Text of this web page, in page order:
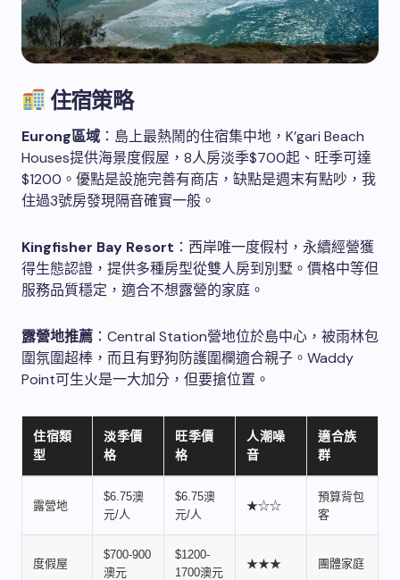
住宿策略
Eurong區域 ：島上最熱鬧的住宿集中地，K’gari Beach
Houses提供海景度假屋，8人房淡季$700起、旺季可達
$1200。優點是設施完善有商店，缺點是週末有點吵，我
住過3號房發現隔音確實一般。
Kingfisher Bay Resort ：西岸唯一度假村，永續經營獲
得生態認證，提供多種房型從雙人房到別墅。價格中等但
服務品質穩定，適合不想露營的家庭。
露營地推薦 ：Central Station營地位於島中心，被雨林包
圍氛圍超棒，而且有野狗防護圍欄適合親子。Waddy
Point可生火是一大加分，但要搶位置。
住宿類
型
淡季價
格
旺季價
格
人潮噪
音
適合族
群
露營地
$6.75澳
元/人
$6.75澳
元/人
★☆☆
預算背包
客
度假屋
$700-900
澳元
$1200-
1700澳元
★★★ 團體家庭